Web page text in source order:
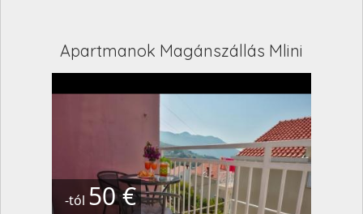
Apartmanok Magánszállás Mlini
-tól 50 €